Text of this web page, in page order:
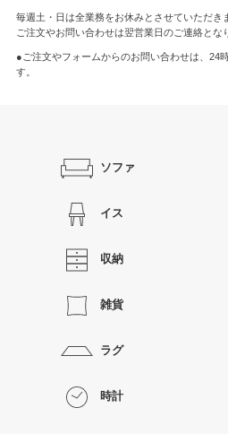
毎週土・日は全業務をお休みとさせていただき
ご注文やお問い合わせは翌営業日のご連絡とな
●ご注文やフォームからのお問い合わせは、 24
す。
ソファ
イス
収納
雑貨
ラグ
時計